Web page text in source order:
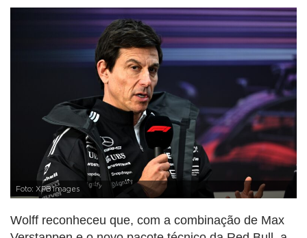
Foto: XPB Images
Wolff reconheceu que, com a combinação de Max